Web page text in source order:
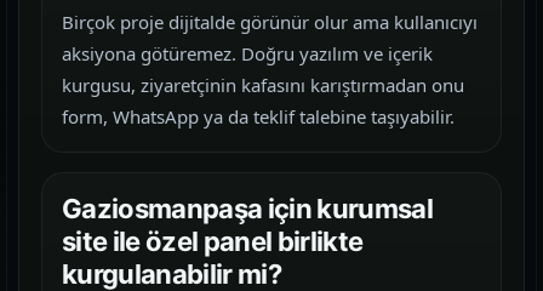
Birçok proje dijitalde görünür olur ama kullanıcıyı
aksiyona götüremez. Doğru yazılım ve içerik
kurgusu, ziyaretçinin kafasını karıştırmadan onu
form, WhatsApp ya da teklif talebine taşıyabilir.
Gaziosmanpaşa için kurumsal
site ile özel panel birlikte
kurgulanabilir mi?